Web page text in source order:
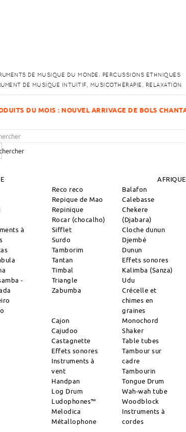
DE MUSIQUE DU MONDE. PERCUSSIONS ETHNIQUES
DE MUSIQUE INTUITIF, MUSICOTHÉRAPIE, RELAXATION
BOLS CHANTANTS !
AFRIQUE
à
-
Reco reco
Repique de Mao
Repinique
Rocar (chocalho)
Sifflet
Surdo
Tamborim
Tantan
Timbal
Triangle
Zabumba
Balafon
Calebasse
Chekere
(Djabara)
Cloche dunun
Djembé
Dunun
Effets sonores
Kalimba (Sanza)
Udu
Crécelle et
chimes en
graines
Cajon
Cajudoo
Castagnette
Effets sonores
Instruments à
vent
Handpan
Log Drum
Ludophones™
Melodica
Métallophone
Monochord
Shaker
Table tubes
Tambour sur
cadre
Tambourin
Tongue Drum
Wah-wah tube
Woodblock
Instruments à
cordes